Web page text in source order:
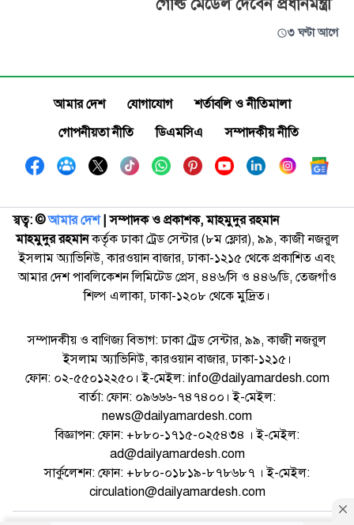
গোল্ড মেডেল দেবেন প্রধানমন্ত্রী
৩ ঘণ্টা আগে
আমার দেশ যোগাযোগ
শর্তাবলি ও নীতিমালা
গোপনীয়তা নীতি
ডিএমসিএ সম্পাদকীয় নীতি
স্বত্ব: ©️আমার দেশ| সম্পাদক ও প্রকাশক, মাহমুদুর রহমান
মাহমুদুর রহমানকর্তৃক ঢাকা ট্রেড সেন্টার (৮ম ফ্লোর), ৯৯, কাজী নজরুল
ইসলাম অ্যাভিনিউ, কারওয়ান বাজার, ঢাকা-১২১৫ থেকে প্রকাশিত এবং
আমার দেশ পাবলিকেশন লিমিটেড প্রেস, ৪৪৬/সি ও ৪৪৬/ডি, তেজগাঁও
শিল্প এলাকা, ঢাকা-১২০৮ থেকে মুদ্রিত।
সম্পাদকীয় ও বাণিজ্য বিভাগ: ঢাকা ট্রেড সেন্টার, ৯৯, কাজী নজরুল
ইসলাম অ্যাভিনিউ, কারওয়ান বাজার, ঢাকা-১২১৫।
ফোন: ০২-৫৫০১২২৫০। ই-মেইল: info@dailyamardesh.com
বার্তা: ফোন: ০৯৬৬৬-৭৪৭৪০০। ই-মেইল:
news@dailyamardesh.com
বিজ্ঞাপন: ফোন: +৮৮০-১৭১৫-০২৫৪৩৪ । ই-মেইল:
ad@dailyamardesh.com
সার্কুলেশন: ফোন: +৮৮০-০১৮১৯-৮৭৮৬৮৭ । ই-মেইল:
circulation@dailyamardesh.com